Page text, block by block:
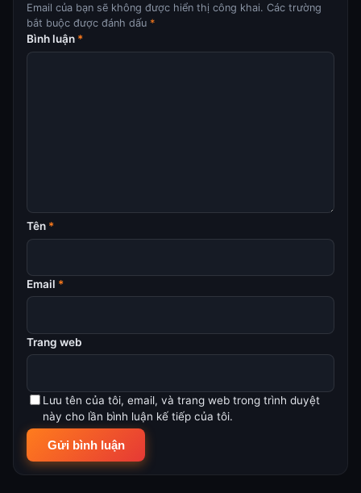
Email của bạn sẽ không được hiển thị công khai. Các trường
bắt buộc được đánh dấu *
Bình luận *
Tên *
Email *
Trang web
Lưu tên của tôi, email, và trang web trong trình duyệt
này cho lần bình luận kế tiếp của tôi.